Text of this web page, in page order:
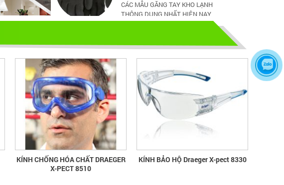
THÔNG DỤNG NHẤT HIỆN NAY
CHÂN BẠN NGUY HIỂM
TỦ ĐỰNG HÓA CHẤT CÓ LỌC HẤP
TỦ ĐỰNG HÓA CHẤT CÓ LỌC HẤP
KÍNH CHỐNG HÓA CHẤT DRAEGER
X-PECT 8510
KÍNH BẢO HỘ Draeger X-pect 8330